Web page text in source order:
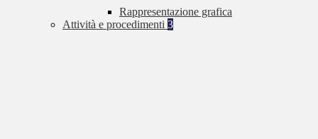
Rappresentazione grafica
Attività e procedimenti 3